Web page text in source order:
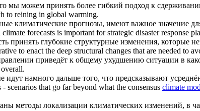
мы можем принять более гибкий подход к
to reining in global warming.
климатические прогнозы, имеют важное значение
climate forecasts is important for strategic disaster response
принять глубокие структурные изменения, которые
to enact the deep structural changes that are needed to
приведёт к общему ухудшению ситуации в
намного дальше того, что предсказывают
scenarios that go far beyond what the consensus climate
методы локализации климатических изменений, в